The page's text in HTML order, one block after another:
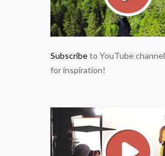
Subscribeto YouTube channel
for inspiration!